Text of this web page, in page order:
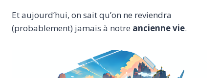
Et aujourd’hui, on sait qu’on ne reviendra
(probablement) jamais à notre ancienne vie.